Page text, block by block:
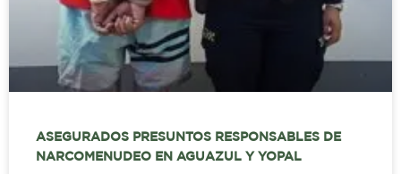
ASEGURADOS PRESUNTOS RESPONSABLES DE
NARCOMENUDEO EN AGUAZUL Y YOPAL